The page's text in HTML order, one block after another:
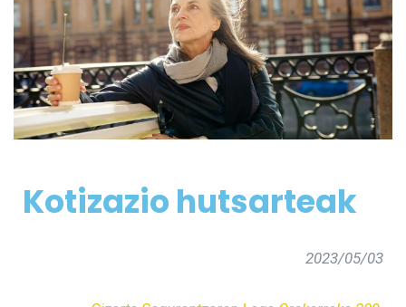
Kotizazio hutsarteak
2023/05/03